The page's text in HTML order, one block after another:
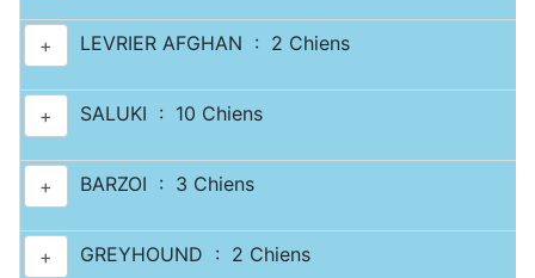
+ LEVRIER AFGHAN : 2 Chiens
+ SALUKI : 10 Chiens
+ BARZOI : 3 Chiens
+ GREYHOUND : 2 Chiens